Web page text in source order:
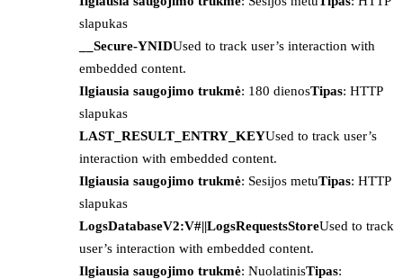
slapukas
__Secure-YNIDUsed to track user’s interaction with
embedded content.
Ilgiausia saugojimo trukmė: 180 dienosTipas: HTTP
slapukas
LAST_RESULT_ENTRY_KEYUsed to track user’s
interaction with embedded content.
Ilgiausia saugojimo trukmė: Sesijos metuTipas: HTTP
slapukas
LogsDatabaseV2:V#||LogsRequestsStoreUsed to track
user’s interaction with embedded content.
Ilgiausia saugojimo trukmė: NuolatinisTipas: